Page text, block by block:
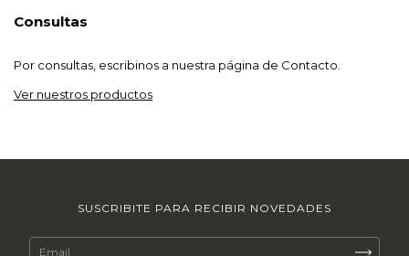
Consultas
Por consultas, escribinos a nuestra página de Contacto
Ver nuestros productos
SUSCRIBITE PARA RECIBIR NOVEDADES